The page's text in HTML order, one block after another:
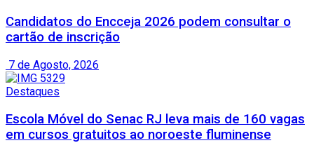
Candidatos do Encceja 2026 podem consultar o
cartão de inscrição
7 de Agosto, 2026
Destaques
Escola Móvel do Senac RJ leva mais de 160 vagas
em cursos gratuitos ao noroeste fluminense